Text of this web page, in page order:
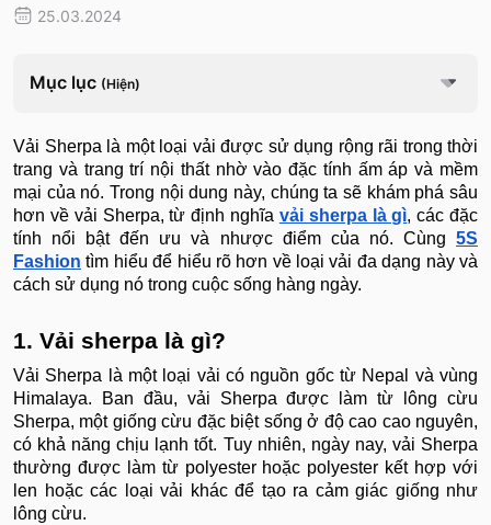
25.03.2024
Mục lục (Hiện)
Vải Sherpa là một loại vải được sử dụng rộng rãi trong thời
trang và trang trí nội thất nhờ vào đặc tính ấm áp và mềm
mại của nó. Trong nội dung này, chúng ta sẽ khám phá sâu
hơn về vải Sherpa, từ định nghĩa vải sherpa là gì, các đặc
tính nổi bật đến ưu và nhược điểm của nó. Cùng 5S
Fashion tìm hiểu để hiểu rõ hơn về loại vải đa dạng này và
cách sử dụng nó trong cuộc sống hàng ngày.
1. Vải sherpa là gì?
Vải Sherpa là một loại vải có nguồn gốc từ Nepal và vùng
Himalaya. Ban đầu, vải Sherpa được làm từ lông cừu
Sherpa, một giống cừu đặc biệt sống ở độ cao cao nguyên,
có khả năng chịu lạnh tốt. Tuy nhiên, ngày nay, vải Sherpa
thường được làm từ polyester hoặc polyester kết hợp với
len hoặc các loại vải khác để tạo ra cảm giác giống như
lông cừu.